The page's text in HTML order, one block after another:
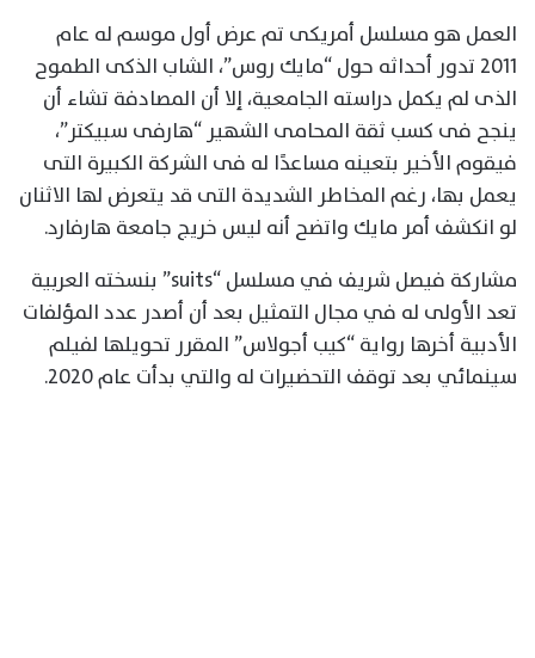
العمل هو مسلسل أمريكى تم عرض أول موسم له عام
2011 تدور أحداثه حول “مايك روس”، الشاب الذكى الطموح
الذى لم يكمل دراسته الجامعية، إلا أن المصادفة تشاء أن
ينجح فى كسب ثقة المحامى الشهير “هارفى سبيكتر”،
فيقوم الأخير بتعينه مساعدًا له فى الشركة الكبيرة التى
يعمل بها، رغم المخاطر الشديدة التى قد يتعرض لها الاثنان
لو انكشف أمر مايك واتضح أنه ليس خريج جامعة هارفارد.
مشاركة فيصل شريف في مسلسل “suits” بنسخته العربية
تعد الأولى له في مجال التمثيل بعد أن أصدر عدد المؤلفات
الأدبية أخرها رواية “كيب أجولاس” المقرر تحويلها لفيلم
سينمائي بعد توقف التحضيرات له والتي بدأت عام 2020.